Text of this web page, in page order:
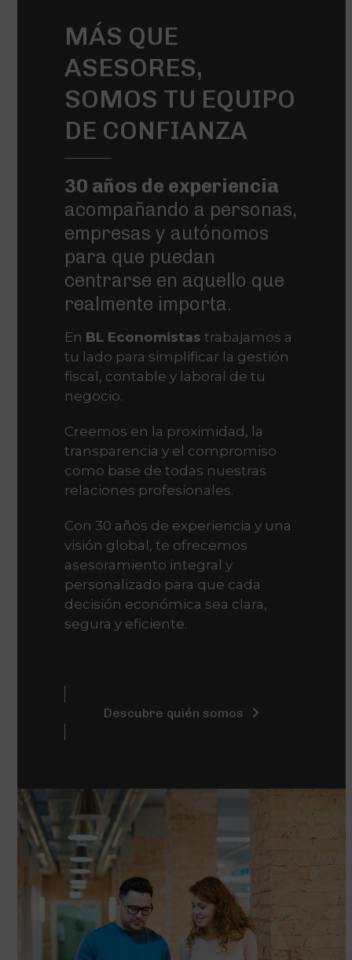
MÁS QUE
ASESORES,
SOMOS TU EQUIPO
DE CONFIANZA
30 años de experiencia
acompañando a personas,
empresas y autónomos
para que puedan
centrarse en aquello que
realmente importa.
En BL Economistas trabajamos a
tu lado para simplificar la gestión
fiscal, contable y laboral de tu
negocio.
Creemos en la proximidad, la
transparencia y el compromiso
como base de todas nuestras
relaciones profesionales.
Con 30 años de experiencia y una
visión global, te ofrecemos
asesoramiento integral y
personalizado para que cada
decisión económica sea clara,
segura y eficiente.
Descubre quién somos